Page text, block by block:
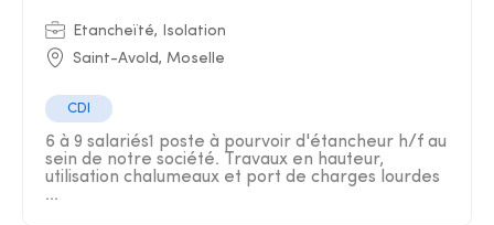
Etancheïté, Isolation
Saint-Avold, Moselle
CDI
6 à 9 salariés1 poste à pourvoir d'étancheur h/f au
sein de notre société. Travaux en hauteur,
utilisation chalumeaux et port de charges lourdes
...